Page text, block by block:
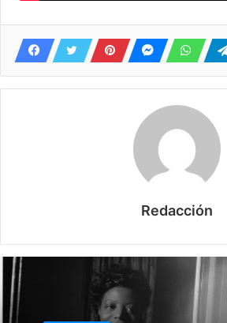
Redacción